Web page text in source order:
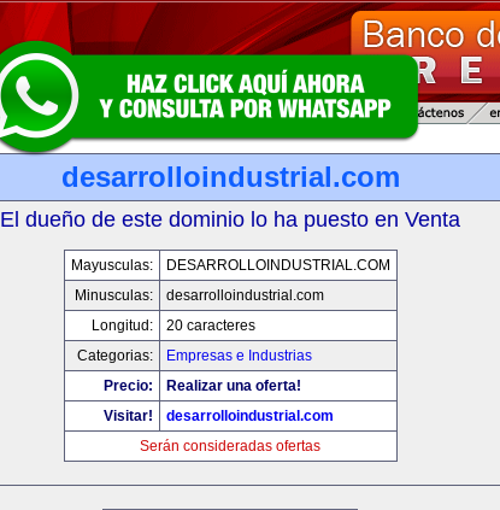
desarrolloindustrial.com
El dueño de este dominio lo ha puesto en Venta
Mayusculas:
DESARROLLOINDUSTRIAL.COM
Minusculas:
desarrolloindustrial.com
Longitud:
20 caracteres
Categorias:
Empresas e Industrias
Precio:
Realizar una oferta!
Visitar!
desarrolloindustrial.com
Serán consideradas ofertas